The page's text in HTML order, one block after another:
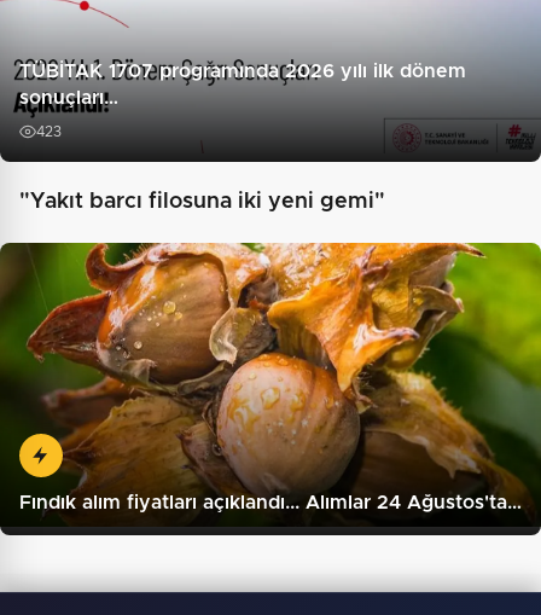
TÜBİTAK 1707 programında 2026 yılı ilk dönem
sonuçları…
423
"Yakıt barcı filosuna iki yeni gemi"
Fındık alım fiyatları açıklandı... Alımlar 24 Ağustos'ta…